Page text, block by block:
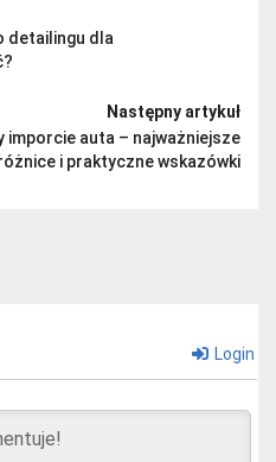
detailingu dla
Następny artykuł
imporcie auta – najważniejsze
i praktyczne wskazówki
Login